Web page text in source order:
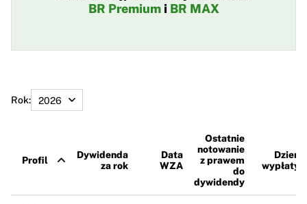
BR Premiumi BR MAX
Rok:
Profil
Dywidenda
za rok
Data
WZA
Ostatnie
notowanie
z prawem
do
dywidendy
Dzień
wypłaty